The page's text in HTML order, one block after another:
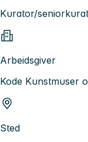
Kurator/
Arbeidsgiver
Kode Kunstmuser
Sted